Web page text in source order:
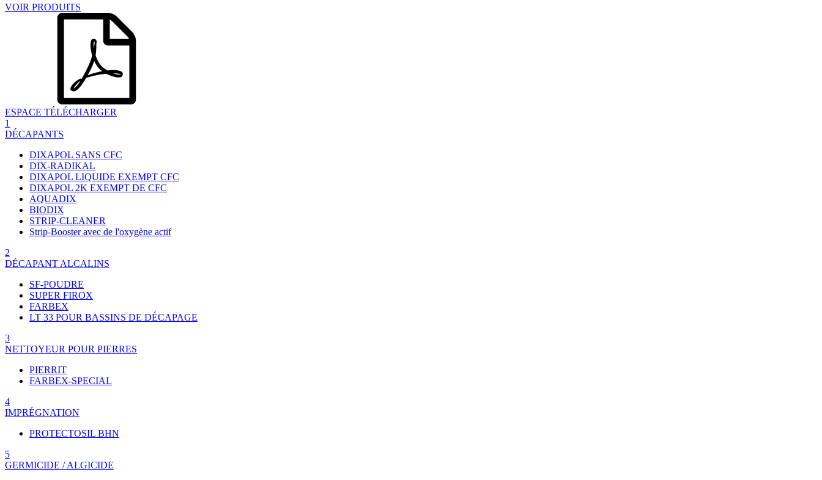
VOIR PRODUITS
ESPACE TÉLÉCHARGER
1
DÉCAPANTS
DIXAPOL SANS CFC
DIX-RADIKAL
DIXAPOL LIQUIDE EXEMPT CFC
DIXAPOL 2K EXEMPT DE CFC
AQUADIX
BIODIX
STRIP-CLEANER
Strip-Booster avec de l'oxygène actif
2
DÉCAPANT ALCALINS
SF-POUDRE
SUPER FIROX
FARBEX
LT 33 POUR BASSINS DE DÉCAPAGE
3
NETTOYEUR POUR PIERRES
PIERRIT
FARBEX-SPECIAL
4
IMPRÉGNATION
PROTECTOSIL BHN
5
GERMICIDE / ALGICIDE